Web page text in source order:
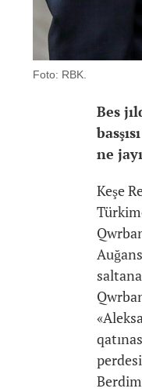
Foto: RBK.
Bes
ne
Keşe